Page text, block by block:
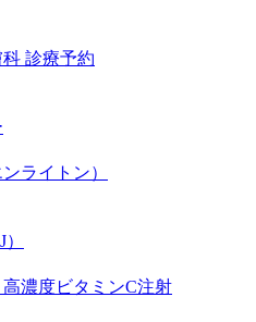
診療予約
ライトン）
濃度ビタミンC注射